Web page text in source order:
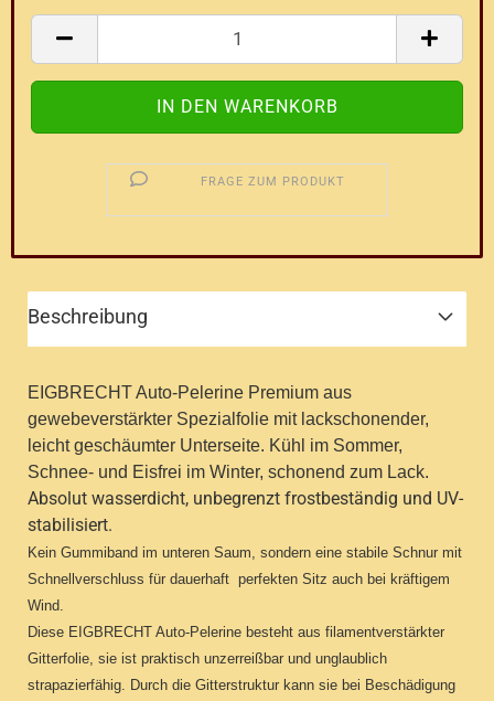
FRAGE ZUM PRODUKT
Beschreibung
EIGBRECHT Auto-Pelerine Premium aus
gewebeverstärkter Spezialfolie mit lackschonender,
leicht geschäumter Unterseite. Kühl im Sommer,
Schnee- und Eisfrei im Winter, schonend zum Lack.
Absolut wasserdicht, unbegrenzt frostbeständig und UV-
stabilisiert.
Kein Gummiband im unteren Saum, sondern eine stabile Schnur mit
Schnellverschluss für dauerhaft perfekten Sitz auch bei kräftigem
Wind.
Diese EIGBRECHT Auto-Pelerine besteht aus filamentverstärkter
Gitterfolie, sie ist praktisch unzerreißbar und unglaublich
strapazierfähig. Durch die Gitterstruktur kann sie bei Beschädigung